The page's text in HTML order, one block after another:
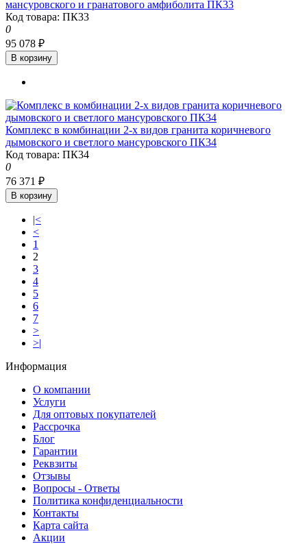
мансуровского и гранатового амфиболита ПК33
Код товара: ПК33
0
95 078 ₽
В корзину
Комплекс в комбинации 2-х видов гранита коричневого
дымовского и светлого мансуровского ПК34
Код товара: ПК34
0
76 371 ₽
В корзину
|<
<
1
2
3
4
5
6
7
>
>|
Информация
О компании
Услуги
Для оптовых покупателей
Рассрочка
Блог
Гарантии
Реквзиты
Отзывы
Вопросы - Ответы
Политика конфиденциальности
Контакты
Карта сайта
Акции